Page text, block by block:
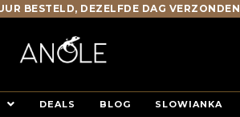
BESTELD, DEZELFDE DAG VERZONDEN
DEALS BLOG SLOWIANKA